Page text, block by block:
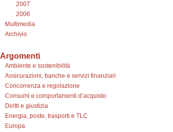
2007
2006
Multimedia
Archivio
Argomenti
Ambiente e sostenibilità
Assicurazioni, banche e servizi finanziari
Concorrenza e regolazione
Consumi e comportamenti d’acquisto
Diritti e giustizia
Energia, poste, trasporti e TLC
Europa